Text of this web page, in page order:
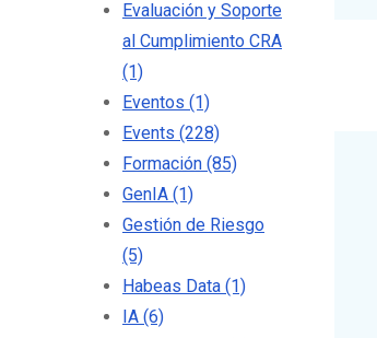
Evaluación y Soporte
al Cumplimiento CRA
(1)
Eventos (1)
Events (228)
Formación (85)
GenIA (1)
Gestión de Riesgo
(5)
Habeas Data (1)
IA (6)